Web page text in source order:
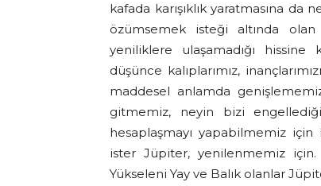
kafada karışıklık yaratmasına
özümsemek isteği altında
yeniliklere ulaşamadığı
düşünce kalıplarımız,
maddesel anlamda
gitmemiz, neyin bizi
hesaplaşmayı yapabilmemiz için
ister Jüpiter, yenilenmemiz
Yükseleni Yay ve Balık olanlar